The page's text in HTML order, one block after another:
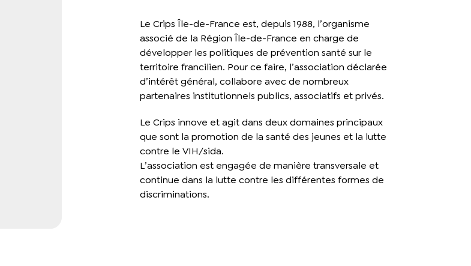
Le Crips Île-de-France est, depuis 1988, l’organisme
associé de la Région Île-de-France en charge de
développer les politiques de prévention santé sur le
territoire francilien. Pour ce faire, l’association déclarée
d’intérêt général, collabore avec de nombreux
partenaires institutionnels publics, associatifs et privés.
Le Crips innove et agit dans deux domaines principaux
que sont la promotion de la santé des jeunes et la lutte
contre le VIH/sida.
L’association est engagée de manière transversale et
continue dans la lutte contre les différentes formes de
discriminations.